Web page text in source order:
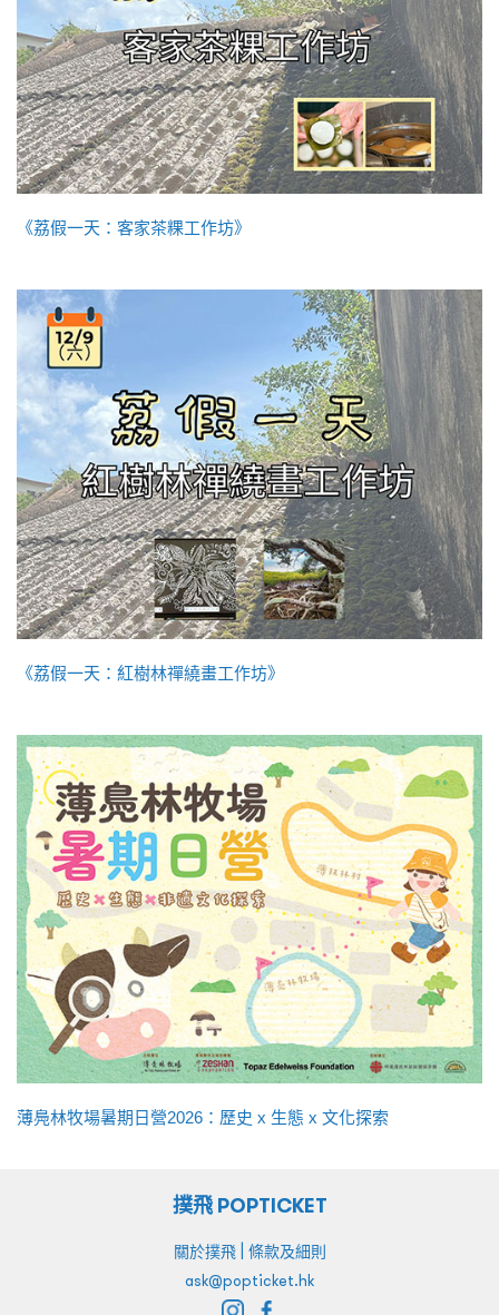
《荔假一天：客家茶粿工作坊》
《荔假一天：紅樹林禪繞畫工作坊》
薄鳧林牧場暑期日營2026：歷史 x 生態 x 文化探索
撲飛 POPTICKET
關於撲飛| 條款及細則
ask@popticket.hk